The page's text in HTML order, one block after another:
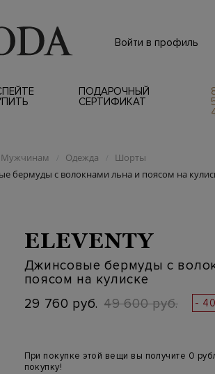
Войти в профиль
ПОДАРОЧНЫЙ
СЕРТИФИКАТ
Мужчинам / Одежда / Шорты
бермуды с волокнами льна и поясом на
ELEVENTY
Джинсовые бермуды с
поясом на кулиске
29 760 руб. 49 600 руб. -
При покупке этой вещи вы получите 0
покупку!